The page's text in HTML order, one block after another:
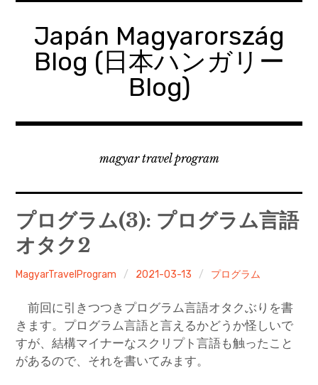
Japán Magyarország
Blog (日本ハンガリー
Blog)
magyar travel program
プログラム(3): プログラム言語
オタク2
MagyarTravelProgram 2021-03-13 プログラム
前回に引きつつきプログラム言語オタクぶりを書
きます。プログラム言語と言えるかどうか怪しいで
すが、結構マイナーなスクリプト言語も触ったこと
があるので、それを書いてみます。